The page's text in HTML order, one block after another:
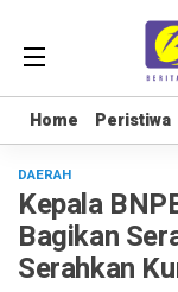
Home Peristiwa
Home Peristiwa
DAERAH
Kepala
Bagikan
Serahkan